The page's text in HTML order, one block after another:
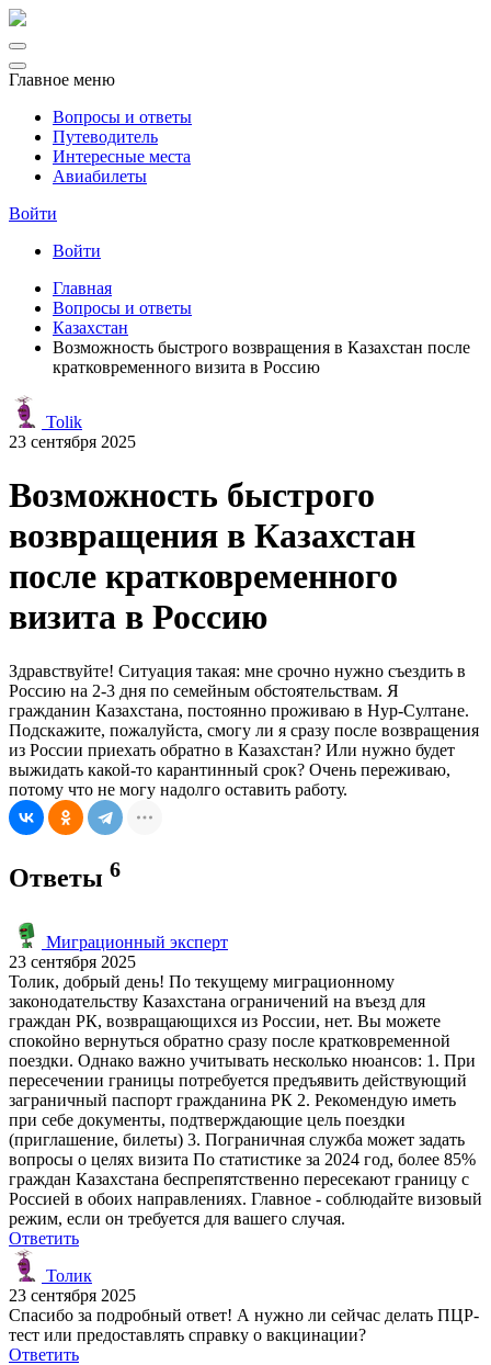
Главное меню
Вопросы и ответы
Путеводитель
Интересные места
Авиабилеты
Войти
Войти
Главная
Вопросы и ответы
Казахстан
Возможность быстрого возвращения в Казахстан после
кратковременного визита в Россию
Tolik
23 сентября 2025
Возможность быстрого
возвращения в Казахстан
после кратковременного
визита в Россию
Здравствуйте! Ситуация такая: мне срочно нужно съездить в
Россию на 2-3 дня по семейным обстоятельствам. Я
гражданин Казахстана, постоянно проживаю в Нур-Султане.
Подскажите, пожалуйста, смогу ли я сразу после возвращения
из России приехать обратно в Казахстан? Или нужно будет
выжидать какой-то карантинный срок? Очень переживаю,
потому что не могу надолго оставить работу.
Ответы 6
Миграционный эксперт
23 сентября 2025
Толик, добрый день! По текущему миграционному
законодательству Казахстана ограничений на въезд для
граждан РК, возвращающихся из России, нет. Вы можете
спокойно вернуться обратно сразу после кратковременной
поездки. Однако важно учитывать несколько нюансов: 1. При
пересечении границы потребуется предъявить действующий
заграничный паспорт гражданина РК 2. Рекомендую иметь
при себе документы, подтверждающие цель поездки
(приглашение, билеты) 3. Пограничная служба может задать
вопросы о целях визита По статистике за 2024 год, более 85%
граждан Казахстана беспрепятственно пересекают границу с
Россией в обоих направлениях. Главное - соблюдайте визовый
режим, если он требуется для вашего случая.
Ответить
Толик
23 сентября 2025
Спасибо за подробный ответ! А нужно ли сейчас делать ПЦР-
тест или предоставлять справку о вакцинации?
Ответить